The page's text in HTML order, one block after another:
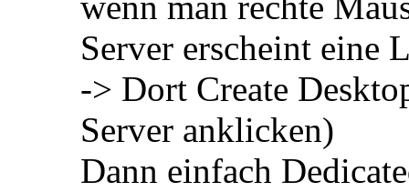
Server erscheint eine
-> Dort Create
Server anklicken)
Dann einfach